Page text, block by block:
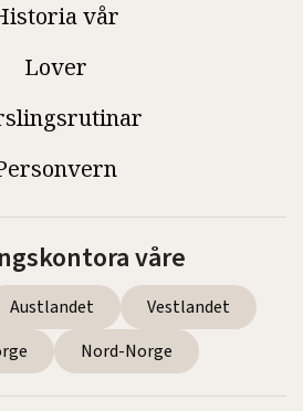
vår
Lover
våre
Austlandet
Vestlandet
Nord-Norge